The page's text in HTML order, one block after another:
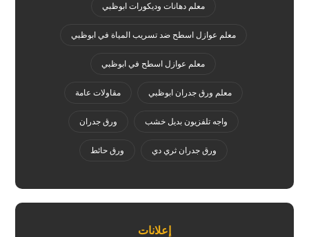
معلم دهانات وديكورات ابوظبي
معلم عوازل اسطح ضد تسريب المياة في ابوظبي
معلم عوازل اسطح في ابوظبي
معلم ورق جدران ابوظبي مقاولات عامة
واجه تلفزيون بديل خشب ورق جدران
ورق جدران ثري دي ورق حائط
إعلانات